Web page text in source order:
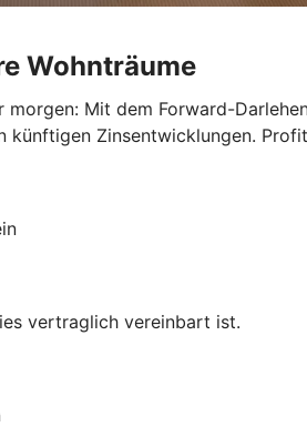
Wohnträume
Mit dem Forward-
künftigen Zinsentwicklungen.
vertraglich vereinbart ist.